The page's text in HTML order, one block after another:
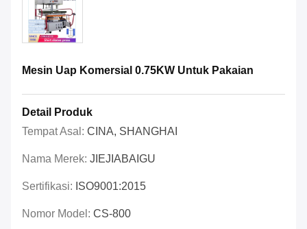
Mesin Uap Komersial 0.75KW Untuk Pakaian
Detail Produk
Tempat Asal: CINA, SHANGHAI
Nama Merek: JIEJIABAIGU
Sertifikasi: ISO9001:2015
Nomor Model: CS-800